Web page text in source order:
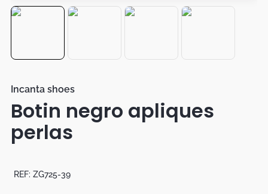
Incanta shoes
Botin negro apliques
perlas
REF: ZG725-39
Sillas
Lamparas
Duvet
Dko